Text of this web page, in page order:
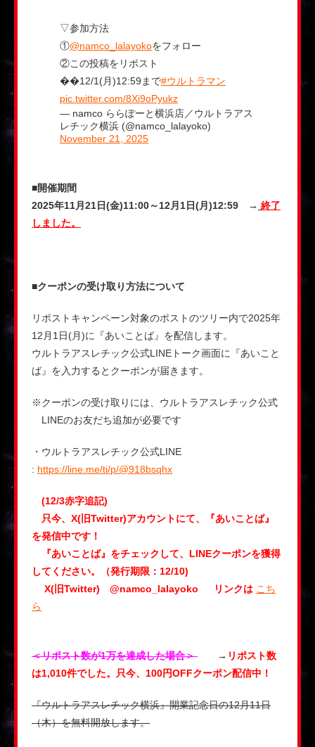
▽参加方法
①@namco_lalayokoをフォロー
②この投稿をリポスト
��12/1(月)12:59まで#ウルトラマン
pic.twitter.com/8Xi9oPyukz
— namco ららぽーと横浜店／ウルトラアス
レチック横浜 (@namco_lalayoko)
November 21, 2025
■開催期間
2025年11月21日(金)11:00～12月1日(月)12:59 → 終了
しました。
■クーポンの受け取り方法について
リポストキャンペーン対象のポストのツリー内で2025年
12月1日(月)に『あいことば』を配信します。
ウルトラアスレチック公式LINEトーク画面に『あいこと
ば』を入力するとクーポンが届きます。
※クーポンの受け取りには、ウルトラアスレチック公式
LINEのお友だち追加が必要です
・ウルトラアスレチック公式LINE
: https://line.me/ti/p/@918bsqhx
(12/3赤字追記)
只今、X(旧Twitter)アカウントにて、『あいことば』
を発信中です！
『あいことば』をチェックして、LINEクーポンを獲得
してください。（発行期限：12/10)
X(旧Twitter) @namco_lalayoko
リンクは こち
ら
＜リポスト数が1万を達成した場合＞ → リポスト数
は1,010件でした。只今、100円OFFクーポン配信中！
『ウルトラアスレチック横浜』開業記念日の12月11日
（木）を無料開放します。